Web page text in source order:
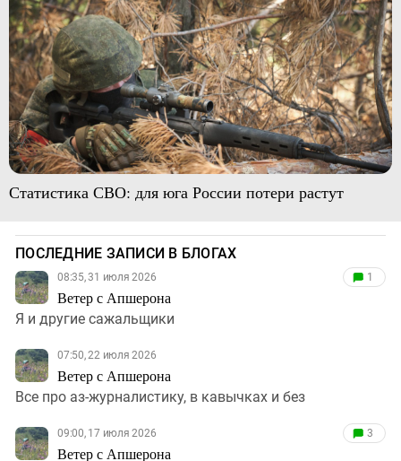
Статистика СВО: для юга России потери растут
ПОСЛЕДНИЕ ЗАПИСИ В БЛОГАХ
08:35, 31 июля 2026
Ветер с Апшерона
1
Я и другие сажальщики
07:50, 22 июля 2026
Ветер с Апшерона
Все про аз-журналистику, в кавычках и без
09:00, 17 июля 2026
Ветер с Апшерона
3